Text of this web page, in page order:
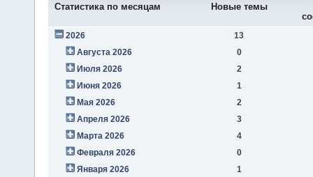
Статистика по месяцам Новые темы
2026
13
Августа 2026
0
Июля 2026
2
Июня 2026
1
Мая 2026
2
Апреля 2026
3
Марта 2026
4
Февраля 2026
0
Января 2026
1